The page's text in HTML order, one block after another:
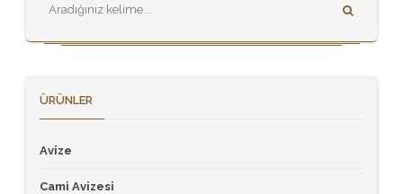
ÜRÜNLER
Avize
Cami Avizesi